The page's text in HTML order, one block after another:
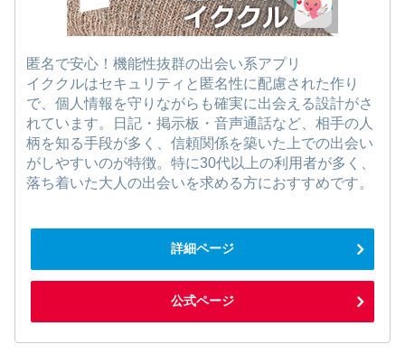
匿名で安心！機能性抜群の出会い系アプリ
イククルはセキュリティと匿名性に配慮された作り
で、個人情報を守りながらも確実に出会える設計がさ
れています。日記・掲示板・音声通話など、相手の人
柄を知る手段が多く、信頼関係を築いた上での出会い
がしやすいのが特徴。特に30代以上の利用者が多く、
落ち着いた大人の出会いを求める方におすすめです。
詳細ページ
公式ページ